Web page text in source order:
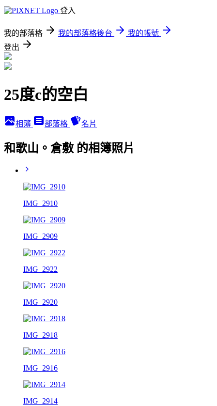
登入
我的部落格 我的部落格後台
我的帳號
登出
25度c的空白
相簿 部落格 名片
和歌山。倉敷 的相簿照片
IMG_2910
IMG_2909
IMG_2922
IMG_2920
IMG_2918
IMG_2916
IMG_2914